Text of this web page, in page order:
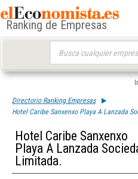
Ranking de Empresas
Directorio Ranking Empresas
Hotel Caribe Sanxenxo Playa A Lanzada
Hotel Caribe Sanxenxo
Playa A Lanzada
Limitada.